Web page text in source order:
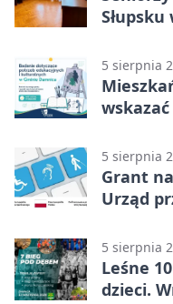
5 sierpnia
5 sierpnia
Grant
Urząd
5 sierpnia
Leśne
dzieci.